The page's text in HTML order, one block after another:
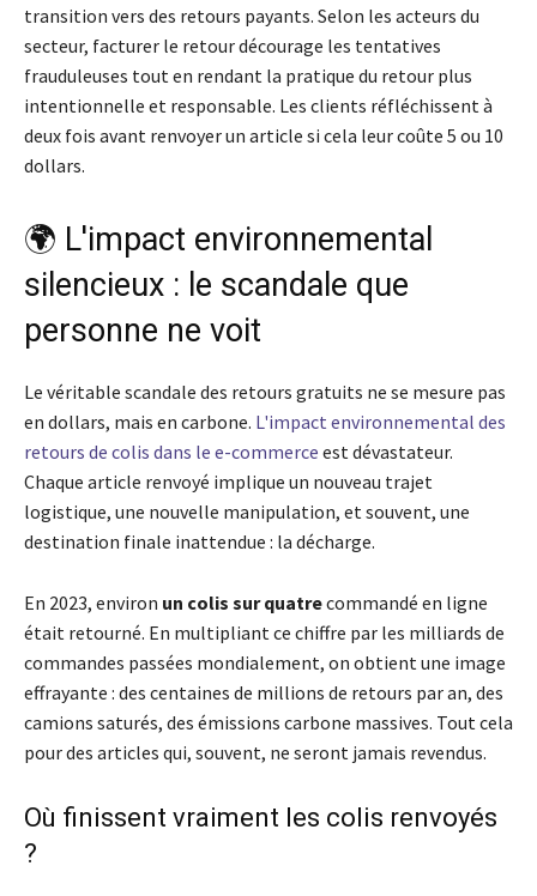
transition vers des retours payants. Selon les acteurs du
secteur, facturer le retour décourage les tentatives
frauduleuses tout en rendant la pratique du retour plus
intentionnelle et responsable. Les clients réfléchissent à
deux fois avant renvoyer un article si cela leur coûte 5 ou 10
dollars.
🌍 L'impact environnemental
silencieux : le scandale que
personne ne voit
Le véritable scandale des retours gratuits ne se mesure pas
en dollars, mais en carbone. L'impact environnemental des
retours de colis dans le e-commerce est dévastateur.
Chaque article renvoyé implique un nouveau trajet
logistique, une nouvelle manipulation, et souvent, une
destination finale inattendue : la décharge.
En 2023, environ un colis sur quatrecommandé en ligne
était retourné. En multipliant ce chiffre par les milliards de
commandes passées mondialement, on obtient une image
effrayante : des centaines de millions de retours par an, des
camions saturés, des émissions carbone massives. Tout cela
pour des articles qui, souvent, ne seront jamais revendus.
Où finissent vraiment les colis renvoyés
?